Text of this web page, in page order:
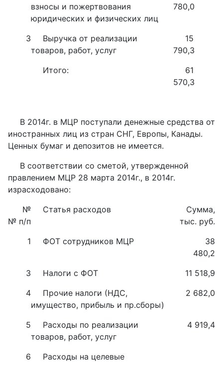
взносы и пожертвования
юридических и физических лиц
780,0
3
Выручка от реализации
товаров, работ, услуг
15
790,3
Итого:
61
570,3
В 2014г. в МЦР поступали денежные средства от
иностранных лиц из стран СНГ, Европы, Канады.
Ценных бумаг и депозитов не имеется.
В соответствии со сметой, утвержденной
правлением МЦР 28 марта 2014г., в 2014г.
израсходовано:
№
№ п/п
Статья расходов
Сумма,
тыс. руб.
1
ФОТ сотрудников МЦР
38
480,2
3
Налоги с ФОТ
11 518,9
4
Прочие налоги (НДС,
имущество, прибыль и пр.сборы)
2 682,0
5
Расходы по реализации
товаров, работ, услуг
4 919,4
6
Расходы на целевые